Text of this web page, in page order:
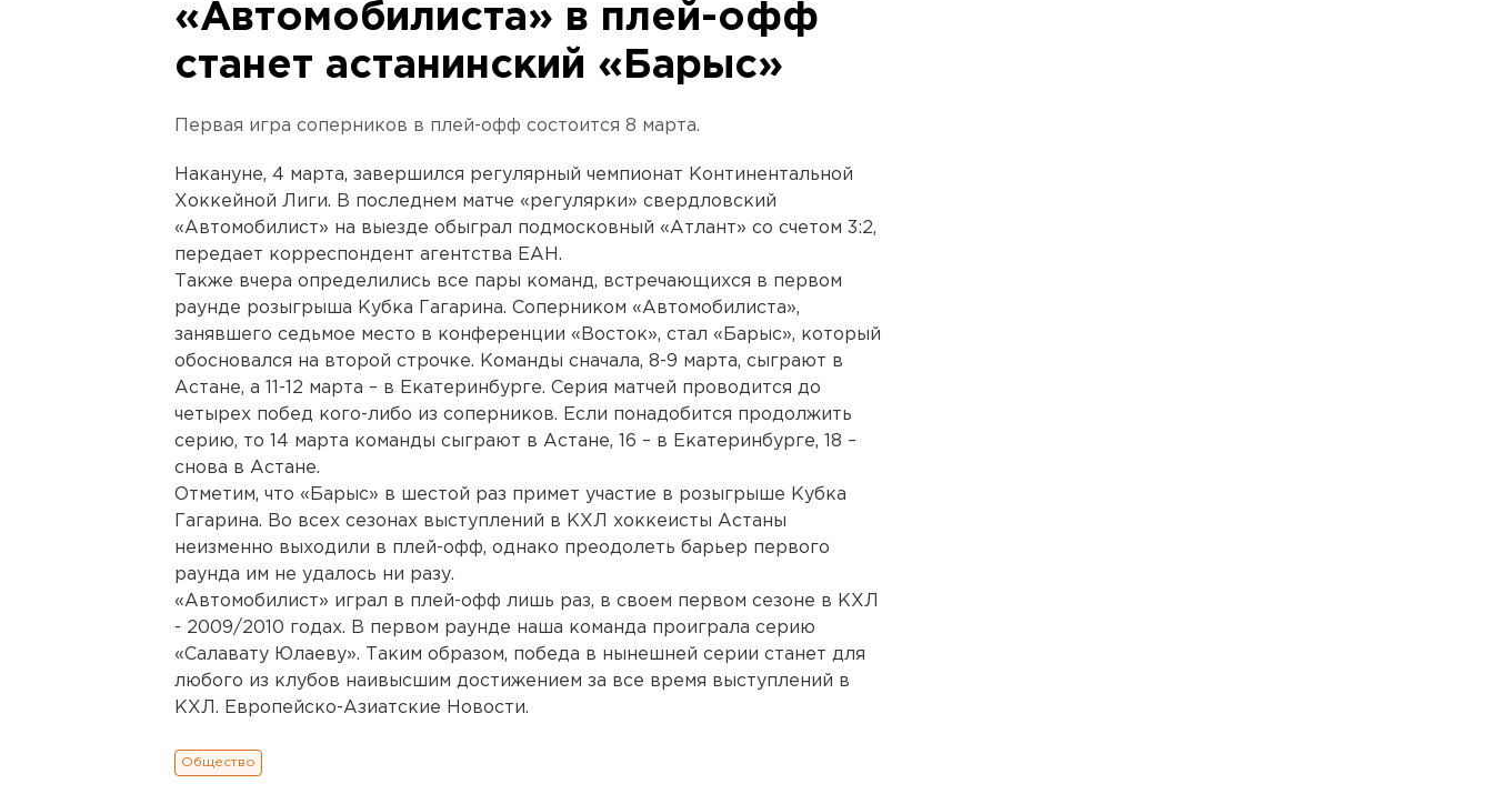
«Автомобилиста» в плей-офф
станет астанинский «Барыс»
Первая игра соперников в плей-офф состоится 8 марта.
Накануне, 4 марта, завершился регулярный чемпионат Континентальной
Хоккейной Лиги. В последнем матче «регулярки» свердловский
«Автомобилист» на выезде обыграл подмосковный «Атлант» со счетом 3:2,
передает корреспондент агентства ЕАН.
Также вчера определились все пары команд, встречающихся в первом
раунде розыгрыша Кубка Гагарина. Соперником «Автомобилиста»,
занявшего седьмое место в конференции «Восток», стал «Барыс», который
обосновался на второй строчке. Команды сначала, 8-9 марта, сыграют в
Астане, а 11-12 марта – в Екатеринбурге. Серия матчей проводится до
четырех побед кого-либо из соперников. Если понадобится продолжить
серию, то 14 марта команды сыграют в Астане, 16 – в Екатеринбурге, 18 –
снова в Астане.
Отметим, что «Барыс» в шестой раз примет участие в розыгрыше Кубка
Гагарина. Во всех сезонах выступлений в КХЛ хоккеисты Астаны
неизменно выходили в плей-офф, однако преодолеть барьер первого
раунда им не удалось ни разу.
«Автомобилист» играл в плей-офф лишь раз, в своем первом сезоне в КХЛ
- 2009/2010 годах. В первом раунде наша команда проиграла серию
«Салавату Юлаеву». Таким образом, победа в нынешней серии станет для
любого из клубов наивысшим достижением за все время выступлений в
КХЛ. Европейско-Азиатские Новости.
Общество